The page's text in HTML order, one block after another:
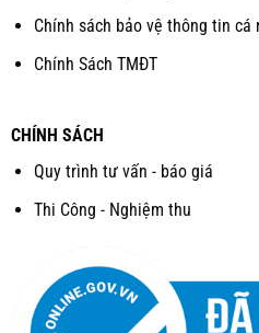
Chính sách bảo vệ thông tin
Chính Sách TMĐT
CHÍNH SÁCH
Quy trình tư vấn - báo giá
Thi Công - Nghiệm thu